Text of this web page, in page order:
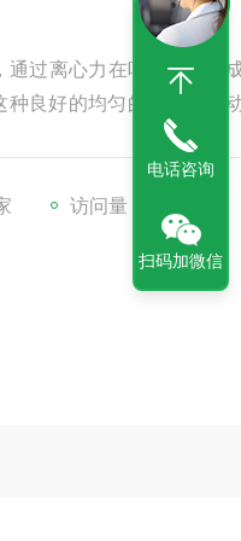
通过离心力在叶轮周围形
良好的均匀的混合物自
访问量：1160
电话咨询
扫码加微信